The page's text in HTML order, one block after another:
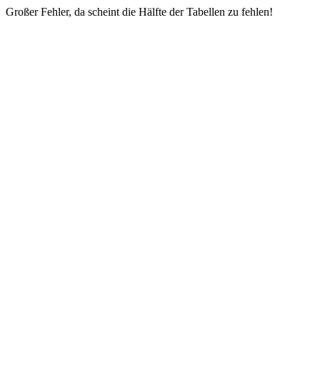
Großer Fehler, da scheint die Hälfte der Tabellen zu fehlen!